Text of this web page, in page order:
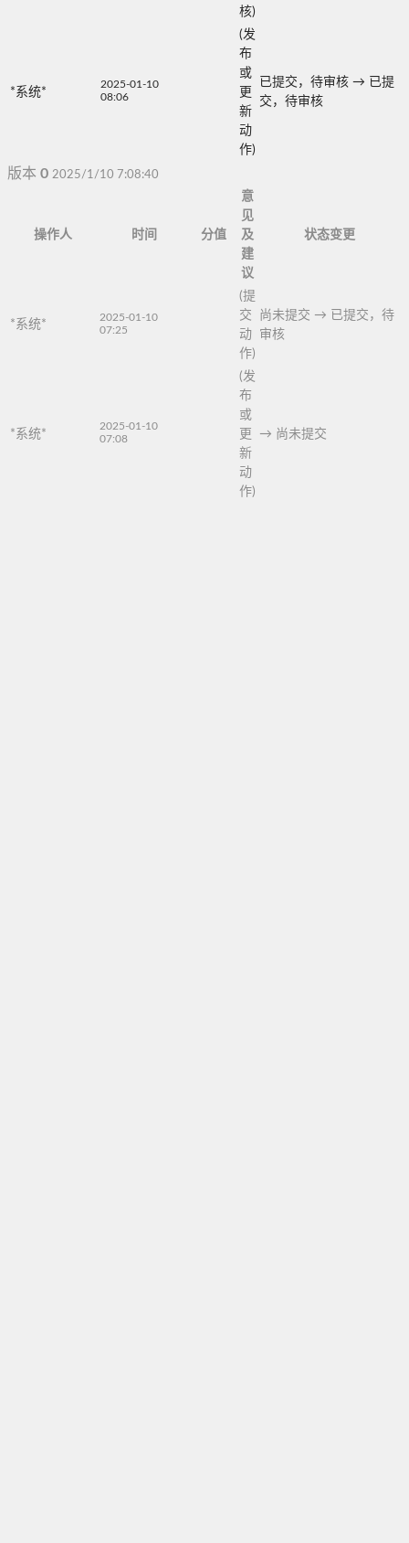
核)
*系统*
2025-01-10
08:06
(发
布
或
更
新
动
作)
已提交，待审核 → 已提
交，待审核
版本 0 2025/1/10 7:08:40
操作人 时间 分值
意
见
及
建
议
状态变更
*系统*
2025-01-10
07:25
(提
交
动
作)
尚未提交 → 已提交，待
审核
*系统*
2025-01-10
07:08
(发
布
或
更
新
动
作)
→ 尚未提交